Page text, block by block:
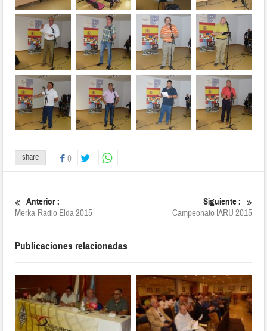
share 0
Anterior :
Merka-Radio Elda 2015
Siguiente :
Campeonato IARU 2015
Publicaciones relacionadas